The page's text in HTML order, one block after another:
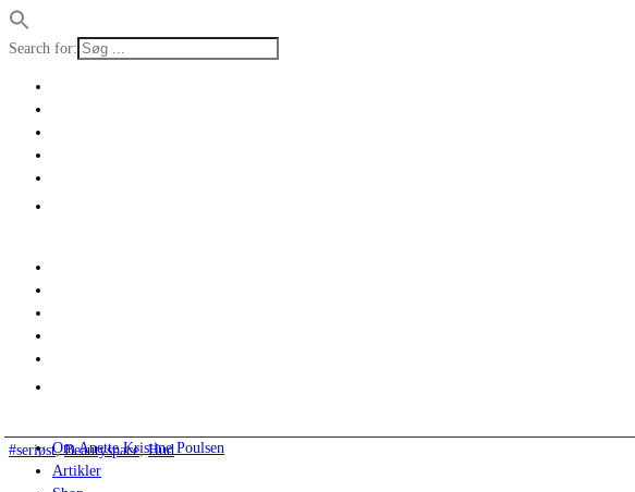
Search for:
Om Anette Kristine Poulsen
Artikler
#seriøst,Beautyspace,Hud